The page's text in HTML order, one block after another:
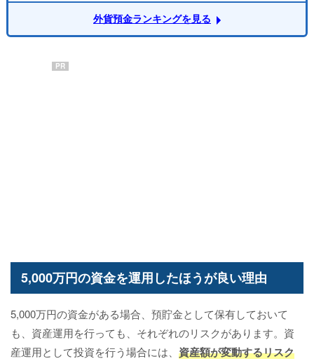
外貨預金ランキングを見る
PR
5,000万円の資金を運用したほうが良い理由
5,000万円の資金がある場合、預貯金として保有しておいて
も、資産運用を行っても、それぞれのリスクがあります。資
産運用として投資を行う場合には、 資産額が変動するリスク